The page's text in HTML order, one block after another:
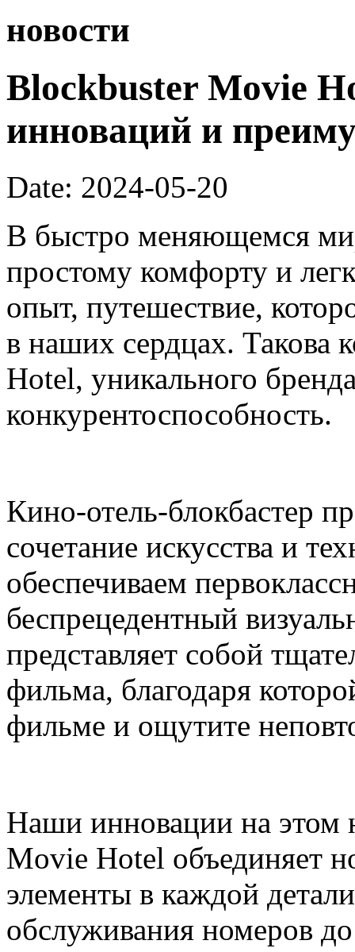
новости
Blockbuster Movie
инноваций и
Date: 2024-05-20
В быстро меняющемся
простому комфорту и
опыт, путешествие,
в наших сердцах. Такова
Hotel, уникального
конкурентоспособность.
Кино-отель-блокбастер
сочетание искусства и
обеспечиваем
беспрецедентный
представляет собой
фильма, благодаря
фильме и ощутите
Наши инновации на этом
Movie Hotel объединяет
элементы в каждой
обслуживания номеров